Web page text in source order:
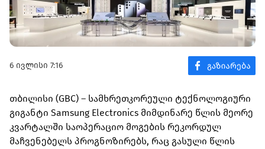
6 ივლისი 7:16
თბილისი (GBC) – სამხრეთკორეული ტექნოლოგიური
გიგანტი Samsung Electronics მიმდინარე წლის მეორე
კვარტალში საოპერაციო მოგების რეკორდულ
მაჩვენებელს პროგნოზირებს, რაც გასული წლის